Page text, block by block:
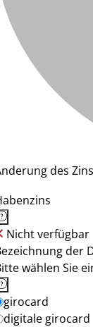
des
Nicht verfügbar
der
wählen Sie
girocard
digitale girocard